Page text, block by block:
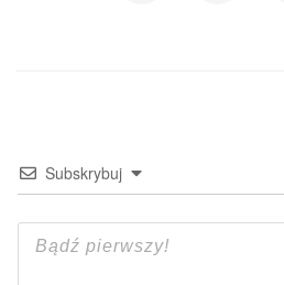
Subskrybuj